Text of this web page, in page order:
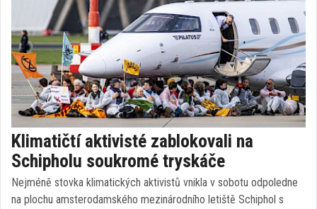
Klimatičtí aktivisté zablokovali na
Schipholu soukromé tryskáče
Nejméně stovka klimatických aktivistů vnikla v sobotu odpoledne
na plochu amsterodamského mezinárodního letiště Schiphol s